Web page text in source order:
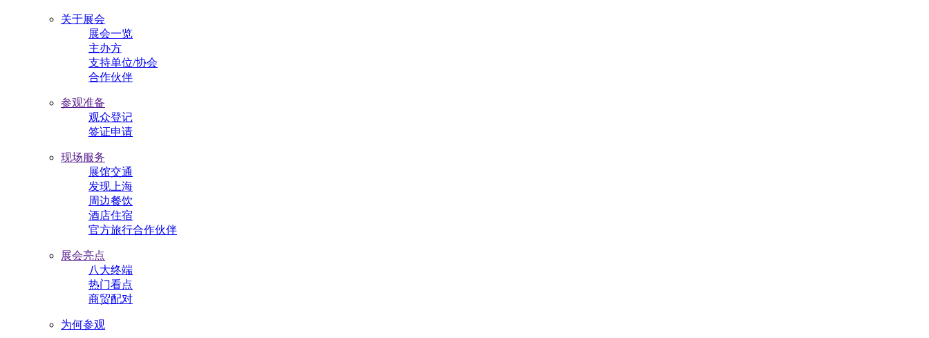
关于展会
展会一览
主办方
支持单位/协会
合作伙伴
参观准备
观众登记
签证申请
现场服务
展馆交通
发现上海
周边餐饮
酒店住宿
官方旅行合作伙伴
展会亮点
八大终端
热门看点
商贸配对
为何参观